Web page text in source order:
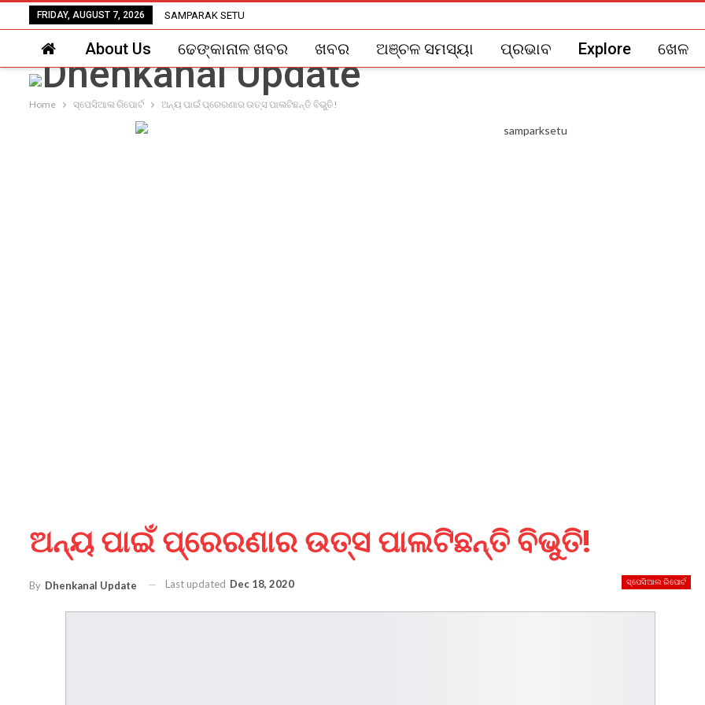
FRIDAY, AUGUST 7, 2026 SAMPARAK SETU
About Us ଢେଙ୍କାନାଳ ଖବର ଖବର ଅଞ୍ଚଳ ସମସ୍ୟା ପ୍ରଭାବ Explore ଖେଳ
Home ସ୍ପେସିଆଲ ରିପୋର୍ଟ ଅନ୍ୟ ପାଇଁ ପ୍ରେରଣାର ଉତ୍ସ ପାଲଟିଛନ୍ତି ବିଭୁତି!
ଅନ୍ୟ ପାଇଁ ପ୍ରେରଣାର ଉତ୍ସ ପାଲଟିଛନ୍ତି ବିଭୁତି!
ସ୍ପେସିଆଲ ରିପୋର୍ଟ
By Dhenkanal Update Last updated Dec 18, 2020